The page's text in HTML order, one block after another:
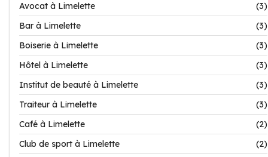
Avocat à Limelette
(3)
Bar à Limelette
(3)
Boiserie à Limelette
(3)
Hôtel à Limelette
(3)
Institut de beauté à Limelette
(3)
Traiteur à Limelette
(3)
Café à Limelette
(2)
Club de sport à Limelette
(2)